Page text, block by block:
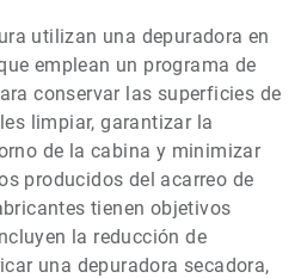
utilizan una depuradora en
emplean un programa de
conservar las superficies de
limpiar, garantizar la
de la cabina y minimizar
producidos del acarreo de
tienen objetivos
la reducción de
una depuradora secadora,